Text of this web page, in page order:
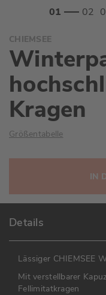
Anfang
der
Bildgalerie
springen
CHIEMSEE
Kragen
Größentabelle
IN
Details
Lässiger CHIEMSEE
Mit verstellbarer
Fellimitatkragen